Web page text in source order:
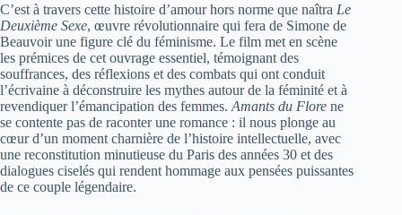
C’est à travers cette histoire d’amour hors norme que naîtra Le
Deuxième Sexe, œuvre révolutionnaire qui fera de Simone de
Beauvoir une figure clé du féminisme. Le film met en scène
les prémices de cet ouvrage essentiel, témoignant des
souffrances, des réflexions et des combats qui ont conduit
l’écrivaine à déconstruire les mythes autour de la féminité et à
revendiquer l’émancipation des femmes. Amants du Flore ne
se contente pas de raconter une romance : il nous plonge au
cœur d’un moment charnière de l’histoire intellectuelle, avec
une reconstitution minutieuse du Paris des années 30 et des
dialogues ciselés qui rendent hommage aux pensées puissantes
de ce couple légendaire.